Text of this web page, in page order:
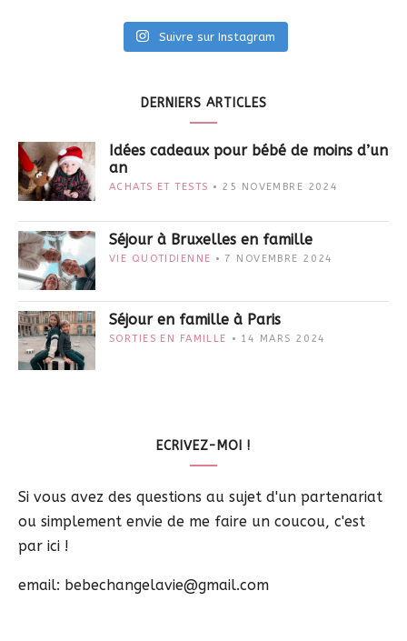
Suivre sur Instagram
DERNIERS ARTICLES
Idées cadeaux pour bébé de moins d’un
an
ACHATS ET TESTS 25 NOVEMBRE 2024
Séjour à Bruxelles en famille
VIE QUOTIDIENNE 7 NOVEMBRE 2024
Séjour en famille à Paris
SORTIES EN FAMILLE 14 MARS 2024
ECRIVEZ-MOI !
Si vous avez des questions au sujet d'un partenariat
ou simplement envie de me faire un coucou, c'est
par ici !
email: bebechangelavie@gmail.com